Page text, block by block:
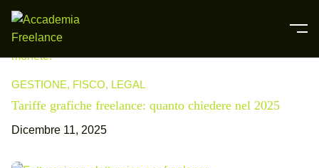
GESTIONE, FISCO, LEGAL
Tariffe grafiche freelance: quanto chiedere nel 2025
Dicembre 11, 2025